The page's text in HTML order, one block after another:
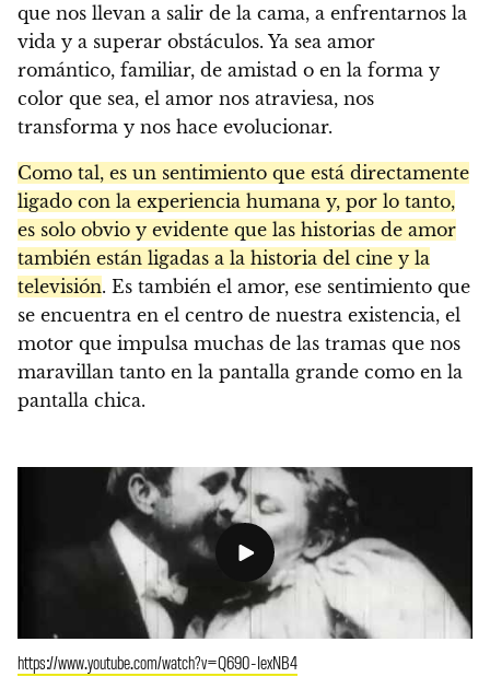
que nos llevan a salir de la cama, a enfrentarnos la
vida y a superar obstáculos. Ya sea amor
romántico, familiar, de amistad o en la forma y
color que sea, el amor nos atraviesa, nos
transforma y nos hace evolucionar.
Como tal, es un sentimiento que está directamente
ligado con la experiencia humana y, por lo tanto,
es solo obvio y evidente que las historias de amor
también están ligadas a la historia del cine y la
televisión. Es también el amor, ese sentimiento que
se encuentra en el centro de nuestra existencia, el
motor que impulsa muchas de las tramas que nos
maravillan tanto en la pantalla grande como en la
pantalla chica.
https://www.youtube.com/watch?v=Q690-IexNB4